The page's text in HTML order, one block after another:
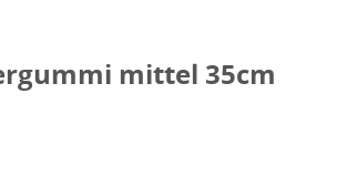
mittel 35cm